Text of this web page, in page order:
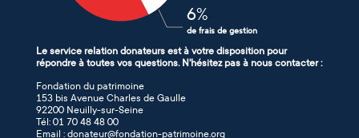
6%
de frais de gestion
Le service relation donateurs est à votre disposition pour
répondre à toutes vos questions. N'hésitez pas à nous contacter :
Fondation du patrimoine
153 bis Avenue Charles de Gaulle
92200 Neuilly-sur-Seine
Tél: 01 70 48 48 00
Email : donateur@fondation-patrimoine.org